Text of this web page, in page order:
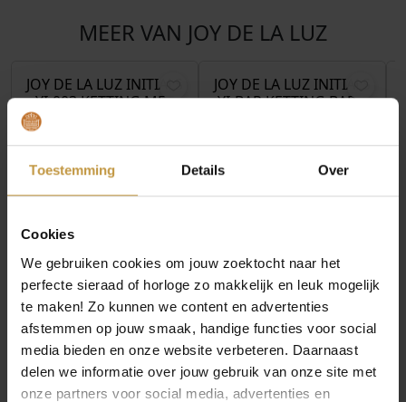
Toestemming Details Over
Cookies
We gebruiken cookies om jouw zoektocht naar het
perfecte sieraad of horloge zo makkelijk en leuk mogelijk
te maken! Zo kunnen we content en advertenties
afstemmen op jouw smaak, handige functies voor social
media bieden en onze website verbeteren. Daarnaast
delen we informatie over jouw gebruik van onze site met
onze partners voor social media, advertenties en
MEER VAN JOY DE LA LUZ
€ 329,00
JOY DE LA LUZ INITIALS
YI-003 KETTING MET
1x Direct leverbaar, 1
€309,00
JOY DE LA LUZ INITIALS
YI-BAR KETTING BAR +
1x Direct leverbaar, 1